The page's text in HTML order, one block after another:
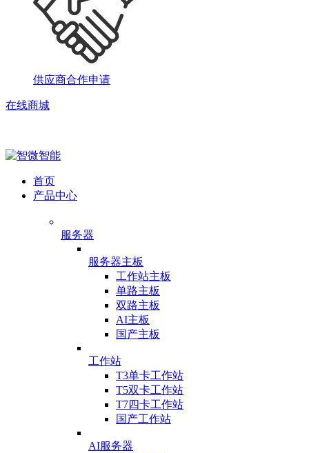
供应商合作申请
在线商城
首页
产品中心
服务器
服务器主板
工作站主板
单路主板
双路主板
AI主板
国产主板
工作站
T3单卡工作站
T5双卡工作站
T7四卡工作站
国产工作站
AI服务器